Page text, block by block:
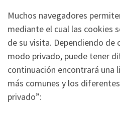
Muchos navegadores
mediante el cual las cookies
de su visita. Dependiendo de
modo privado, puede tener
continuación encontrará una
más comunes y los
privado”: